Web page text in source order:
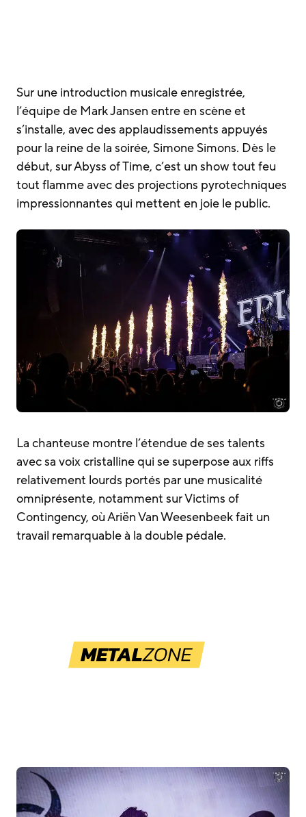
Sur une introduction musicale enregistrée,
l’équipe de Mark Jansen entre en scène et
s’installe, avec des applaudissements appuyés
pour la reine de la soirée, Simone Simons. Dès le
début, sur Abyss of Time, c’est un show tout feu
tout flamme avec des projections pyrotechniques
impressionnantes qui mettent en joie le public.
La chanteuse montre l’étendue de ses talents
avec sa voix cristalline qui se superpose aux riffs
relativement lourds portés par une musicalité
omniprésente, notamment sur Victims of
Contingency, où Ariën Van Weesenbeek fait un
travail remarquable à la double pédale.